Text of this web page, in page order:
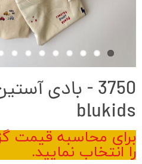
3750 - بادی
blukids
برای محاسبه قیمت
را انتخاب نمایید.